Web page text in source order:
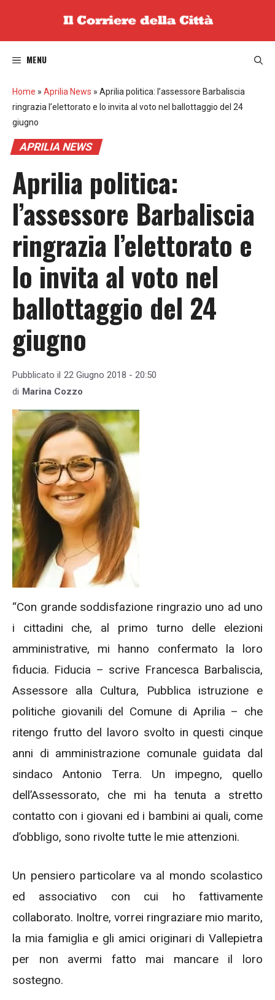
MENU
Home » Aprilia News » Aprilia politica: l’assessore Barbaliscia
ringrazia l’elettorato e lo invita al voto nel ballottaggio del 24
giugno
APRILIA NEWS
Aprilia politica:
l’assessore Barbaliscia
ringrazia l’elettorato e
lo invita al voto nel
ballottaggio del 24
giugno
Pubblicato il 22 Giugno 2018 - 20:50
di Marina Cozzo
“Con grande soddisfazione ringrazio uno ad uno
i cittadini che, al primo turno delle elezioni
amministrative, mi hanno confermato la loro
fiducia. Fiducia – scrive Francesca Barbaliscia,
Assessore alla Cultura, Pubblica istruzione e
politiche giovanili del Comune di Aprilia – che
ritengo frutto del lavoro svolto in questi cinque
anni di amministrazione comunale guidata dal
sindaco Antonio Terra. Un impegno, quello
dell’Assessorato, che mi ha tenuta a stretto
contatto con i giovani ed i bambini ai quali, come
d’obbligo, sono rivolte tutte le mie attenzioni.
Un pensiero particolare va al mondo scolastico
ed associativo con cui ho fattivamente
collaborato. Inoltre, vorrei ringraziare mio marito,
la mia famiglia e gli amici originari di Vallepietra
per non avermi fatto mai mancare il loro
sostegno.